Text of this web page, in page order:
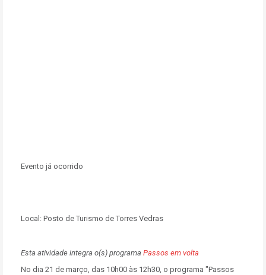
Evento já ocorrido
Local: Posto de Turismo de Torres Vedras
Esta atividade integra o(s) programa Passos em volta
No dia 21 de março, das 10h00 às 12h30, o programa "Passos